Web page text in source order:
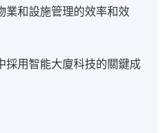
業和設施管理的效率和效
採用智能大廈科技的關鍵成